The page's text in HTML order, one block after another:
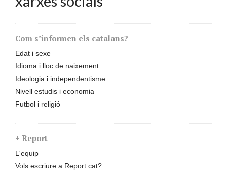
Com s’informen els catalans?
Edat i sexe
Idioma i lloc de naixement
Ideologia i independentisme
Nivell estudis i economia
Futbol i religió
+ Report
L'equip
Vols escriure a Report.cat?